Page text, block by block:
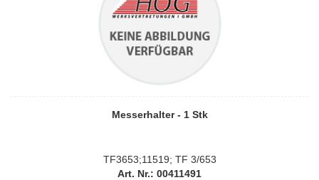
Messerhalter - 1 Stk
TF3653;11519; TF 3/653
Art. Nr.: 00411491